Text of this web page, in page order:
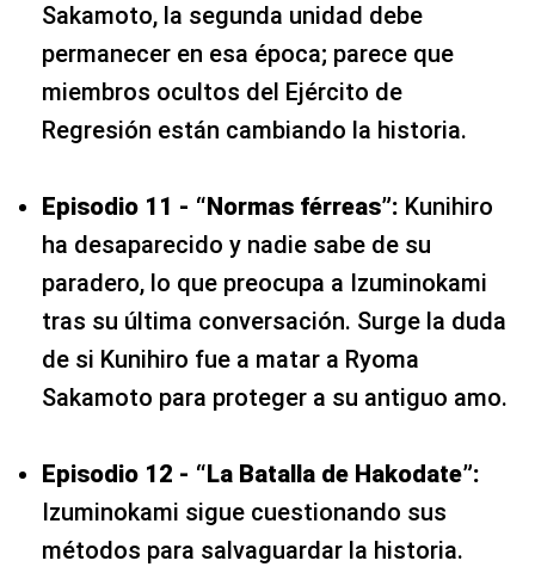
Sakamoto, la segunda unidad debe
permanecer en esa época; parece que
miembros ocultos del Ejército de
Regresión están cambiando la historia.
Episodio 11 - “Normas férreas”: Kunihiro
ha desaparecido y nadie sabe de su
paradero, lo que preocupa a Izuminokami
tras su última conversación. Surge la duda
de si Kunihiro fue a matar a Ryoma
Sakamoto para proteger a su antiguo amo.
Episodio 12 - “La Batalla de Hakodate”:
Izuminokami sigue cuestionando sus
métodos para salvaguardar la historia.